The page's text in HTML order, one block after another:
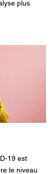
plus
19 est
le niveau